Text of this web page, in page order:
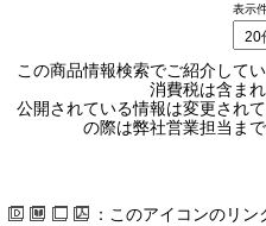
表示
この商品情報検索でご紹介して
消費税は含ま
公開されている情報は変更され
の際は弊社営業担当ま
：このアイコンのリ